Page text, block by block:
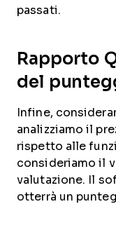
passati.
Rapporto
del
Infine,
analizziamo il
rispetto alle
consideriamo il
valutazione. Il
otterrà un